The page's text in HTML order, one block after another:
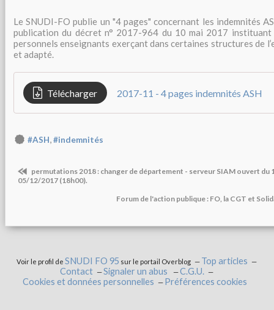
Le SNUDI-FO publie un "4 pages" concernant les indemnités
publication du décret n° 2017-964 du 10 mai 2017 instituant
personnels enseignants exerçant dans certaines structures de
et adapté.
Télécharger 2017-11 - 4 pages indemnités ASH
#ASH,#indemnités
permutations 2018 : changer de département - serveur SIAM ouvert du
05/12/2017 (18h00).
Forum de l'action publique : FO, la CGT et
Voir le profil deSNUDI FO 95 sur le portail Overblog
Top articles
Contact
Signaler un abus
C.G.U.
Cookies et données personnelles
Préférences cookies